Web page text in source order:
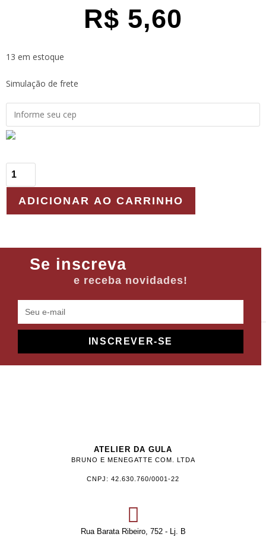
R$ 5,60
13 em estoque
Simulação de frete
ADICIONAR AO CARRINHO
Se inscreva
e receba novidades!
INSCREVER-SE
ATELIER DA GULA
BRUNO E MENEGATTE COM. LTDA
CNPJ: 42.630.760/0001-22
Rua Barata Ribeiro, 752 - Lj. B